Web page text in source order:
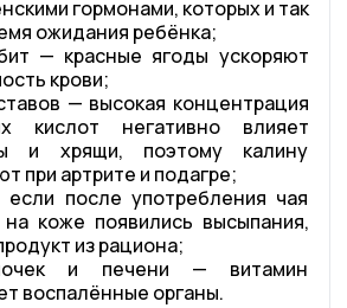
гормонами, которых и так
ожидания ребёнка;
— красные ягоды ускоряют
крови;
— высокая концентрация
кислот негативно влияет
и хрящи, поэтому калину
при артрите и подагре;
если после употребления чая
коже появились высыпания,
из рациона;
и печени — витамин
воспалённые органы.